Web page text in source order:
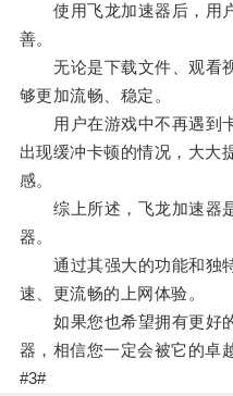
使用飞龙加速器后，用户
善。
无论是下载文件、观看
够更加流畅、稳定。
用户在游戏中不再遇到卡
出现缓冲卡顿的情况，大大
感。
综上所述，飞龙加速器是
器。
通过其强大的功能和独
速、更流畅的上网体验。
如果您也希望拥有更好的
器，相信您一定会被它的卓
#3#